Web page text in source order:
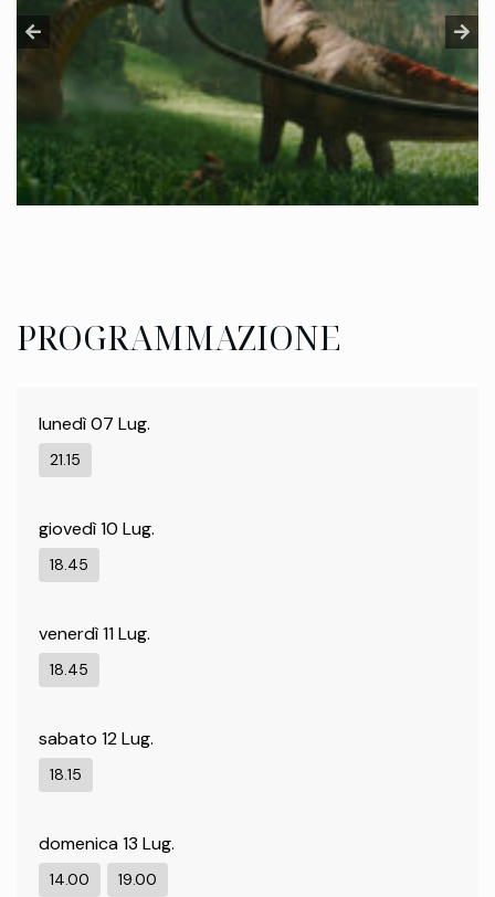
PROGRAMMAZIONE
lunedì 07 Lug.
21.15
giovedì 10 Lug.
18.45
venerdì 11 Lug.
18.45
sabato 12 Lug.
18.15
domenica 13 Lug.
14.00 19.00